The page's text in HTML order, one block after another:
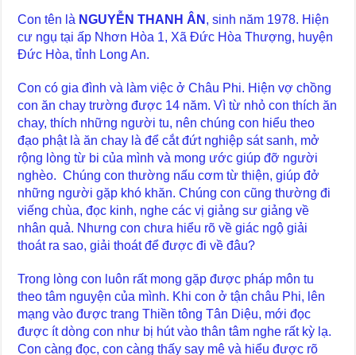
Con tên là NGUYỄN THANH ÂN , sinh năm 1978. Hiện
cư ngụ tại ấp Nhơn Hòa 1, Xã Đức Hòa Thượng, huyện
Đức Hòa, tỉnh Long An.
Con có gia đình và làm việc ở Châu Phi. Hiện vợ chồng
con ăn chay trường được 14 năm. Vì từ nhỏ con thích ăn
chay, thích những người tu, nên chúng con hiểu theo
đạo phật là ăn chay là để cắt đứt nghiệp sát sanh, mở
rộng lòng từ bi của mình và mong ước giúp đỡ người
nghèo. Chúng con thường nấu cơm từ thiện, giúp đở
những người gặp khó khăn. Chúng con cũng thường đi
viếng chùa, đọc kinh, nghe các vị giảng sư giảng về
nhân quả. Nhưng con chưa hiểu rõ về giác ngộ giải
thoát ra sao, giải thoát để được đi về đâu?
Trong lòng con luôn rất mong gặp được pháp môn tu
theo tâm nguyện của mình. Khi con ở tận châu Phi, lên
mạng vào được trang Thiền tông Tân Diệu, mới đọc
được ít dòng con như bị hút vào thân tâm nghe rất kỳ lạ.
Con càng đọc, con càng thấy say mê và hiểu được rõ